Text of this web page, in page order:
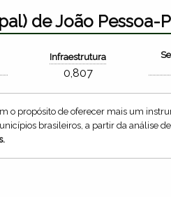
de João Pessoa-
Infraestrutura
0,807
o propósito de oferecer mais um
brasileiros, a partir da análise